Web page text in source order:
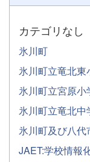
カテゴリなし
氷川町
氷川町立竜北東
氷川町立宮原小
氷川町立竜北中
氷川町及び八
JAET:学校情報